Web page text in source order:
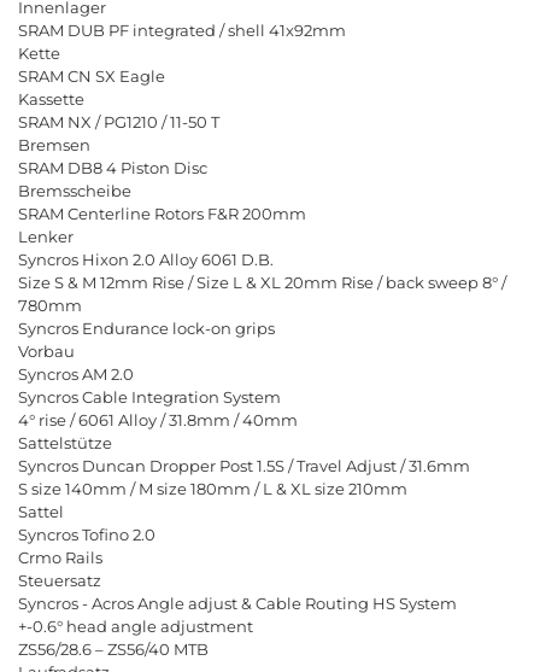
Innenlager
SRAM DUB PF integrated /shell 41x92mm
Kette
SRAM CN SX Eagle
Kassette
SRAM NX / PG1210 /11-50 T
Bremsen
SRAM DB84 Piston Disc
Bremsscheibe
SRAM Centerline Rotors F&R200mm
L enker
Syncros Hixon 2.0 Alloy6061 D.B.
SizeS& M 12mm Rise/Size L & XL 20mm Rise/ back sweep8°/
780mm
Syncros Endurance lock-on grips
Vorbau
SyncrosAM 2.0
SyncrosCable Integration System
4° rise/6061 Alloy/31.8mm /40mm
Sattelstütze
Syncros Duncan Dropper Post1.5S/Travel Adjust/31.6mm
Ssize140mm / M size180mm / L & XL size210mm
Sattel
SyncrosTofno2.0
Crmo Rails
Steuersatz
Syncros-AcrosAngleadjust& Cable Routing HSSystem
+-0.6° head angleadjustment
ZS56/28.6–ZS56/40 MTB